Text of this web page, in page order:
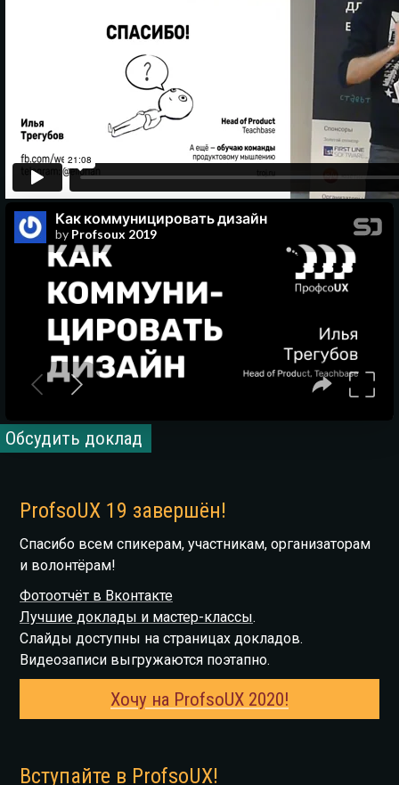
Обсудить доклад
ProfsoUX 19 завершён!
Спасибо всем спикерам, участникам, организаторам
и волонтёрам!
Фотоотчёт в Вконтакте
Лучшие доклады и мастер-классы.
Слайды доступны на страницах докладов.
Видеозаписи выгружаются поэтапно.
Хочу на ProfsoUX 2020!
Вступайте в ProfsoUX!